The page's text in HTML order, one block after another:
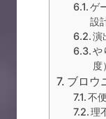
ゲ
設
演
や
度）
ブロウ
不
理